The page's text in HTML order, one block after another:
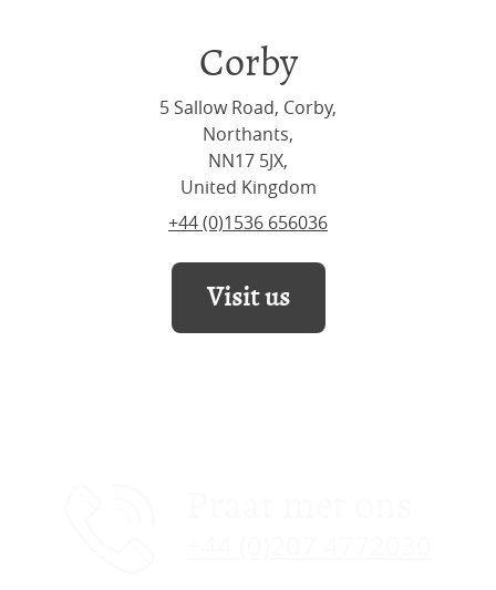
Corby
5 Sallow Road, Corby,
Northants,
NN17 5JX,
United Kingdom
+44 (0)1536 656036
Visit us